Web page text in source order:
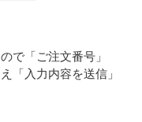
で「ご注文番号」
「入力内容を送信」